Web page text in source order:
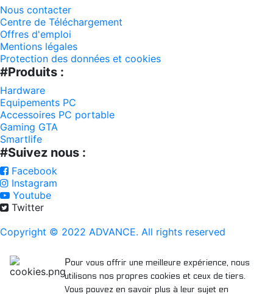
Nous contacter
Centre de Téléchargement
Offres d'emploi
Mentions légales
Protection des données et cookies
#Produits :
Hardware
Equipements PC
Accessoires PC portable
Gaming GTA
Smartlife
#Suivez nous :
Facebook
Instagram
Youtube
Twitter
Copyright © 2022 ADVANCE. All rights reserved
Pour vous offrir une meilleure expérience, nous
utilisons nos propres cookies et ceux de tiers.
Vous pouvez en savoir plus à leur sujet en